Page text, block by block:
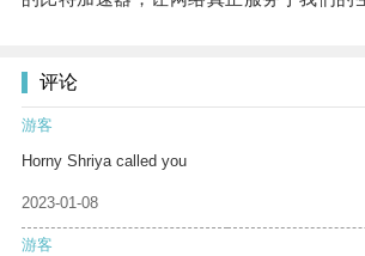
评论
游客
Horny Shriya called you
2023-01-08
游客